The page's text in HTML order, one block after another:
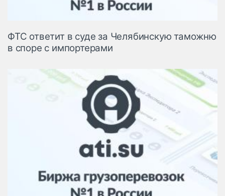
ФТС ответит в суде за Челябинскую таможню
в споре с импортерами